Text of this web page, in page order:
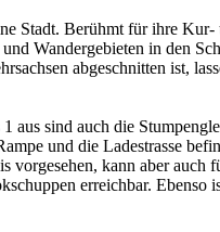
Berühmt für ihre
Wandergebieten in den
abgeschnitten ist,
sind auch die
und die Ladestrasse
kann aber auch
erreichbar. Ebenso